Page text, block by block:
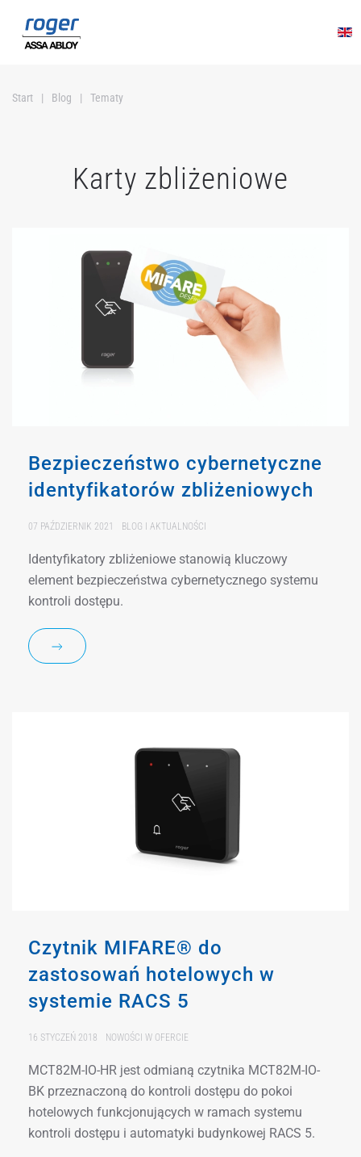
Przejdź do głównej treści
Start Blog Tematy
Karty zbliżeniowe
Bezpieczeństwo cybernetyczne
identyfikatorów zbliżeniowych
07 PAŹDZIERNIK 2021 BLOG I AKTUALNOŚCI
Identyfikatory zbliżeniowe stanowią kluczowy
element bezpieczeństwa cybernetycznego systemu
kontroli dostępu.
Czytnik MIFARE® do
zastosowań hotelowych w
systemie RACS 5
16 STYCZEŃ 2018 NOWOŚCI W OFERCIE
MCT82M-IO-HR jest odmianą czytnika MCT82M-IO-
BK przeznaczoną do kontroli dostępu do pokoi
hotelowych funkcjonujących w ramach systemu
kontroli dostępu i automatyki budynkowej RACS 5.